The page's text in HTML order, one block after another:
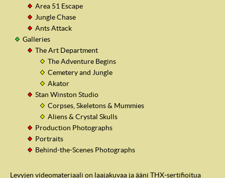
Area 51 Escape
Jungle Chase
Ants Attack
Galleries
The Art Department
The Adventure Begins
Cemetery and Jungle
Akator
Stan Winston Studio
Corpses, Skeletons & Mummies
Aliens & Crystal Skulls
Production Photographs
Portraits
Behind-the-Scenes Photographs
Levyjen videomateriaali on laajakuvaa ja ääni THX-sertifioitua